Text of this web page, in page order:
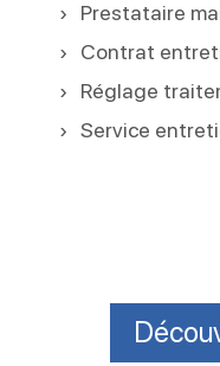
Prestataire
Contrat
Réglage
Service